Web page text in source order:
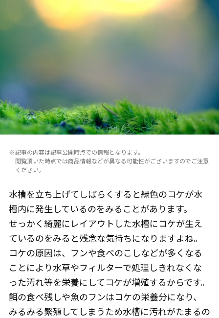
記事の内容は記事公開時点での情報となります。
閲覧頂いた時点では商品情報などが異なる可能性がございますのでご注意
ください。
水槽を立ち上げてしばらくすると緑色のコケが水
槽内に発生しているのをみることがあります。
せっかく綺麗にレイアウトした水槽にコケが生え
ているのをみると残念な気持ちになりますよね。
コケの原因は、フンや食べのこしなどが多くなる
ことにより水草やフィルターで処理しきれなくな
った汚れ等を栄養にしてコケが増殖するからです。
餌の食べ残しや魚のフンはコケの栄養分になり、
みるみる繁殖してしまうため水槽に汚れがたまるの